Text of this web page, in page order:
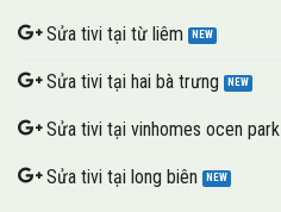
Sửa tivi tại từ liêm
Sửa tivi tại hai bà trưng
Sửa tivi tại vinhomes ocen park
Sửa tivi tại long biên